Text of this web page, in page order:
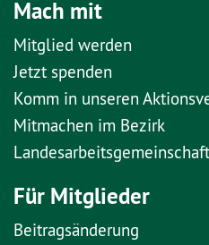
Mach mit
Mitglied werden
Jetzt spenden
Komm in unseren
Mitmachen im Bezirk
Für Mitglieder
Beitragsänderung